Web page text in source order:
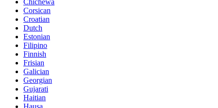
Corsican
Croatian
Dutch
Estonian
Filipino
Finnish
Frisian
Galician
Georgian
Gujarati
Haitian
Hausa